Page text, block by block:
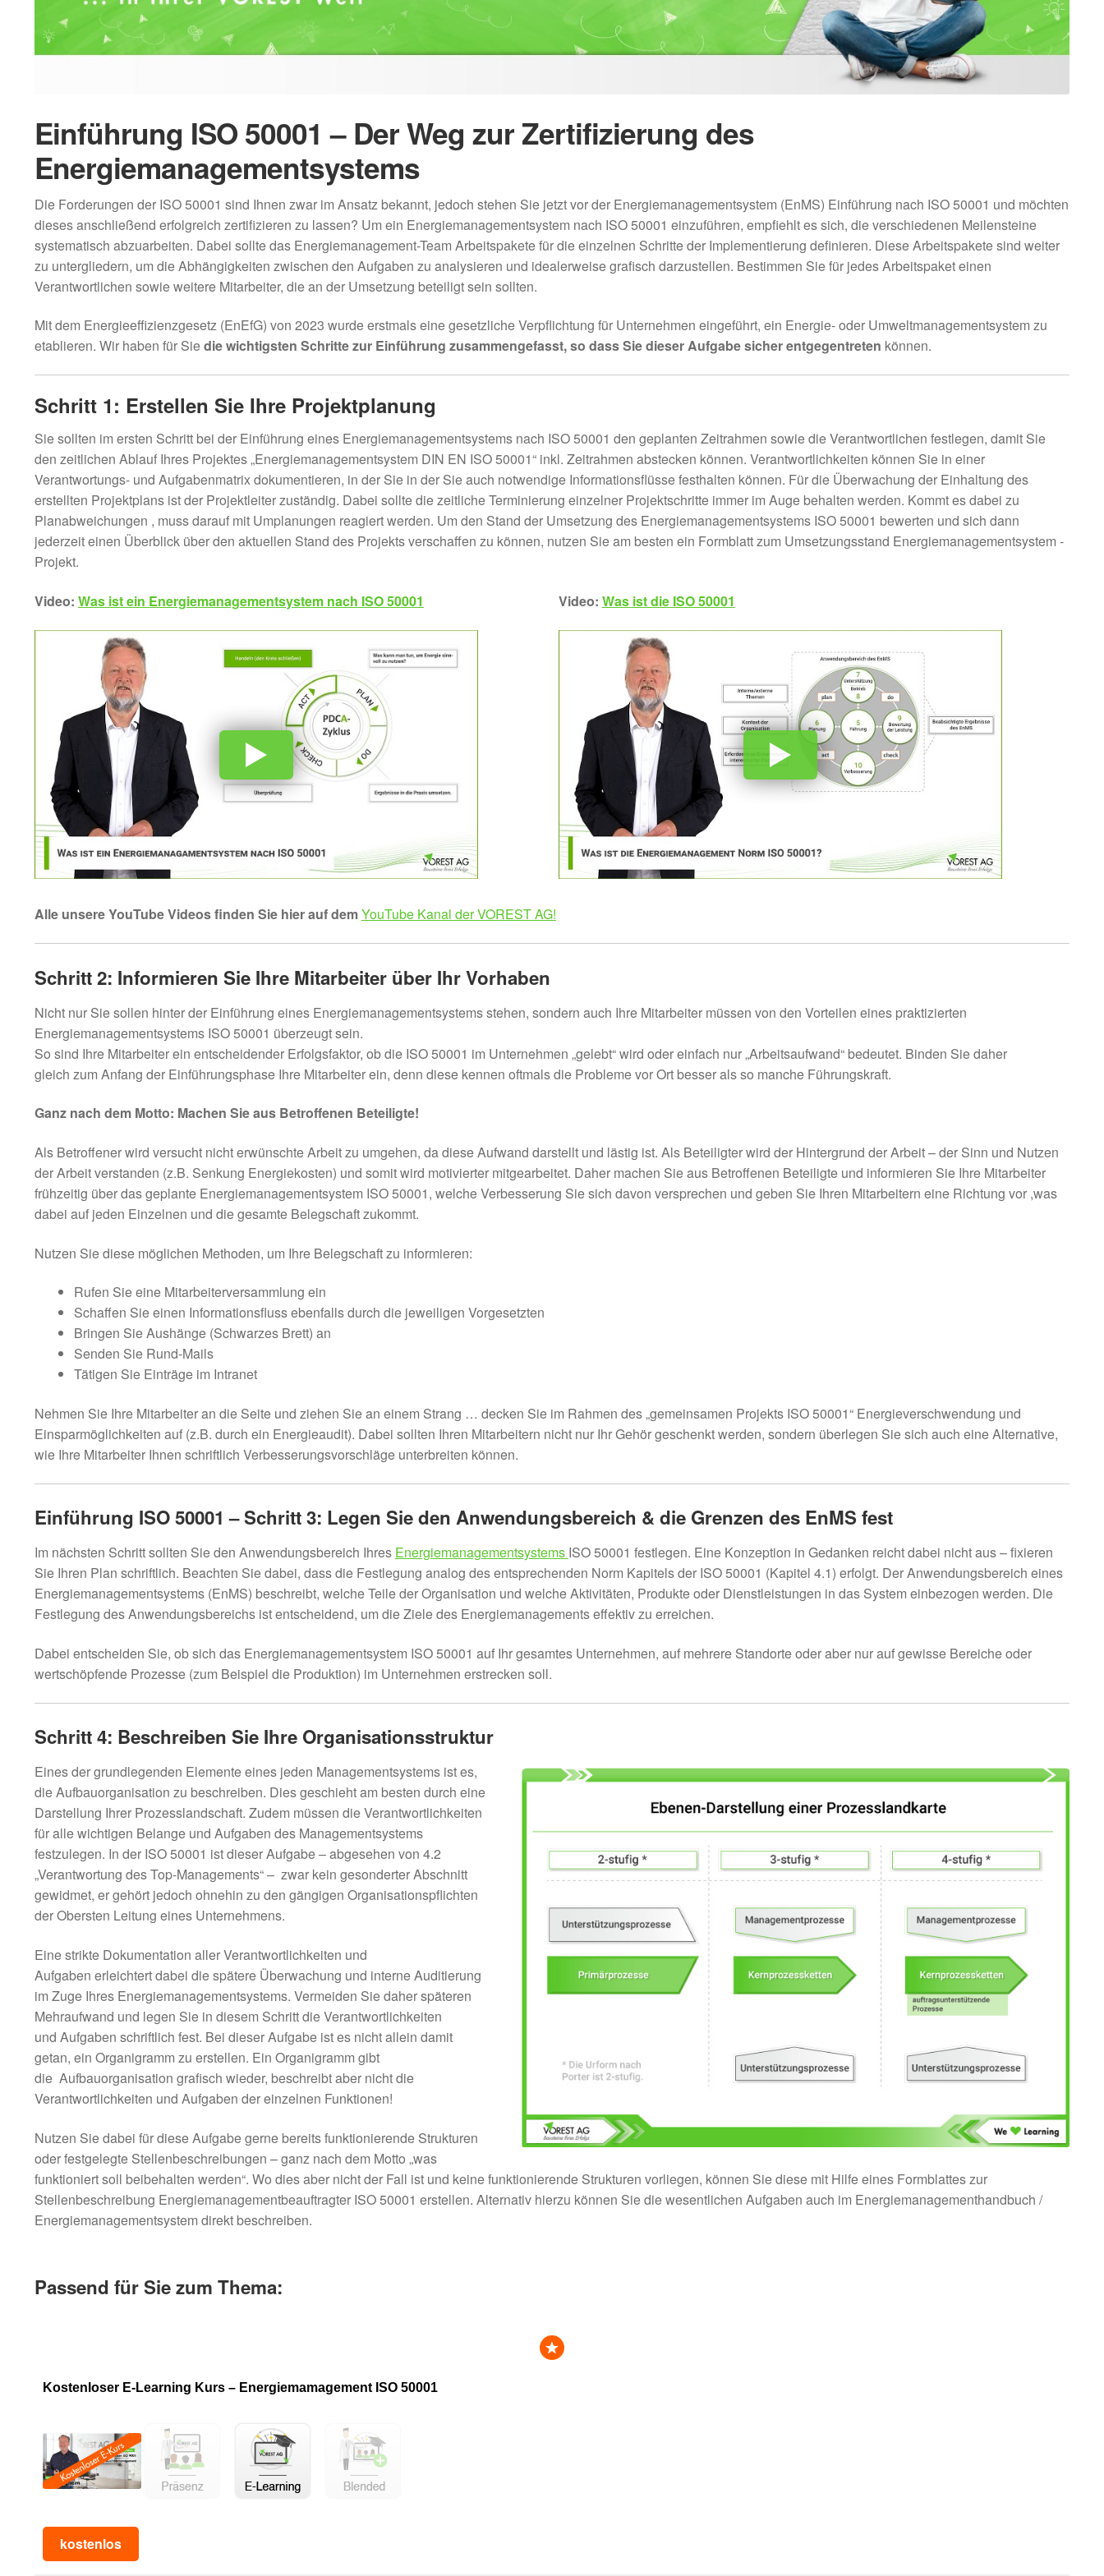
Einführung ISO 50001 – Der Weg zur Zertifizierung des
Energiemanagementsystems
Die Forderungen der ISO 50001 sind Ihnen zwar im Ansatz bekannt, jedoch stehen Sie jetzt vor der Energiemanagementsystem (EnMS) Einführung nach ISO 50001 und möchten
dieses anschließend erfolgreich zertifizieren zu lassen? Um ein Energiemanagementsystem nach ISO 50001 einzuführen, empfiehlt es sich, die verschiedenen Meilensteine
systematisch abzuarbeiten. Dabei sollte das Energiemanagement-Team Arbeitspakete für die einzelnen Schritte der Implementierung definieren. Diese Arbeitspakete sind weiter
zu untergliedern, um die Abhängigkeiten zwischen den Aufgaben zu analysieren und idealerweise grafisch darzustellen. Bestimmen Sie für jedes Arbeitspaket einen
Verantwortlichen sowie weitere Mitarbeiter, die an der Umsetzung beteiligt sein sollten.
Mit dem Energieeffizienzgesetz (EnEfG) von 2023 wurde erstmals eine gesetzliche Verpflichtung für Unternehmen eingeführt, ein Energie- oder Umweltmanagementsystem zu
etablieren. Wir haben für Siedie wichtigsten Schritte zur Einführung zusammengefasst, so dass Sie dieser Aufgabe sicher entgegentreten können.
Schritt 1: Erstellen Sie Ihre Projektplanung
Sie sollten im ersten Schritt bei der Einführung eines Energiemanagementsystems nach ISO 50001 den geplanten Zeitrahmen sowie die Verantwortlichen festlegen, damit Sie
den zeitlichen Ablauf Ihres Projektes „Energiemanagementsystem DIN EN ISO 50001“ inkl. Zeitrahmen abstecken können. Verantwortlichkeiten können Sie in einer
Verantwortungs- und Aufgabenmatrix dokumentieren, in der Sie in der Sie auch notwendige Informationsflüsse festhalten können. Für die Überwachung der Einhaltung des
erstellten Projektplans ist der Projektleiter zuständig. Dabei sollte die zeitliche Terminierung einzelner Projektschritte immer im Auge behalten werden. Kommt es dabei zu
Planabweichungen , muss darauf mit Umplanungen reagiert werden. Um den Stand der Umsetzung des Energiemanagementsystems ISO 50001 bewerten und sich dann
jederzeit einen Überblick über den aktuellen Stand des Projekts verschaffen zu können, nutzen Sie am besten ein Formblatt zum Umsetzungsstand Energiemanagementsystem -
Projekt.
Video: Was ist ein Energiemanagementsystem nach ISO 50001 Video: Was ist die ISO 50001
Alle unsere YouTube Videos finden Sie hier auf demYouTube Kanal der VOREST AG!
Schritt 2: Informieren Sie Ihre Mitarbeiter über Ihr Vorhaben
Nicht nur Sie sollen hinter der Einführung eines Energiemanagementsystems stehen, sondern auch Ihre Mitarbeiter müssen von den Vorteilen eines praktizierten
Energiemanagementsystems ISO 50001 überzeugt sein.
So sind Ihre Mitarbeiter ein entscheidender Erfolgsfaktor, ob die ISO 50001 im Unternehmen „gelebt“ wird oder einfach nur „Arbeitsaufwand“ bedeutet. Binden Sie daher
gleich zum Anfang der Einführungsphase Ihre Mitarbeiter ein, denn diese kennen oftmals die Probleme vor Ort besser als so manche Führungskraft.
Ganz nach dem Motto: Machen Sie aus Betroffenen Beteiligte!
Als Betroffener wird versucht nicht erwünschte Arbeit zu umgehen, da diese Aufwand darstellt und lästig ist. Als Beteiligter wird der Hintergrund der Arbeit – der Sinn und Nutzen
der Arbeit verstanden (z.B. Senkung Energiekosten) und somit wird motivierter mitgearbeitet. Daher machen Sie aus Betroffenen Beteiligte und informieren Sie Ihre Mitarbeiter
frühzeitig über das geplante Energiemanagementsystem ISO 50001, welche Verbesserung Sie sich davon versprechen und geben Sie Ihren Mitarbeitern eine Richtung vor ,was
dabei auf jeden Einzelnen und die gesamte Belegschaft zukommt.
Nutzen Sie diese möglichen Methoden, um Ihre Belegschaft zu informieren:
Rufen Sie eine Mitarbeiterversammlung ein
Schaffen Sie einen Informationsfluss ebenfalls durch die jeweiligen Vorgesetzten
Bringen Sie Aushänge (Schwarzes Brett) an
Senden Sie Rund-Mails
Tätigen Sie Einträge im Intranet
Nehmen Sie Ihre Mitarbeiter an die Seite und ziehen Sie an einem Strang … decken Sie im Rahmen des „gemeinsamen Projekts ISO 50001“ Energieverschwendung und
Einsparmöglichkeiten auf (z.B. durch ein Energieaudit). Dabei sollten Ihren Mitarbeitern nicht nur Ihr Gehör geschenkt werden, sondern überlegen Sie sich auch eine Alternative,
wie Ihre Mitarbeiter Ihnen schriftlich Verbesserungsvorschläge unterbreiten können.
Einführung ISO 50001 – Schritt 3: Legen Sie den Anwendungsbereich & die Grenzen des EnMS fest
Im nächsten Schritt sollten Sie den Anwendungsbereich Ihres Energiemanagementsystems ISO 50001 festlegen. Eine Konzeption in Gedanken reicht dabei nicht aus – fixieren
Sie Ihren Plan schriftlich. Beachten Sie dabei, dass die Festlegung analog des entsprechenden Norm Kapitels der ISO 50001 (Kapitel 4.1) erfolgt. Der Anwendungsbereich eines
Energiemanagementsystems (EnMS) beschreibt, welche Teile der Organisation und welche Aktivitäten, Produkte oder Dienstleistungen in das System einbezogen werden. Die
Festlegung des Anwendungsbereichs ist entscheidend, um die Ziele des Energiemanagements effektiv zu erreichen.
Dabei entscheiden Sie, ob sich das Energiemanagementsystem ISO 50001 auf Ihr gesamtes Unternehmen, auf mehrere Standorte oder aber nur auf gewisse Bereiche oder
wertschöpfende Prozesse (zum Beispiel die Produktion) im Unternehmen erstrecken soll.
Schritt 4: Beschreiben Sie Ihre Organisationsstruktur
Eines der grundlegenden Elemente eines jeden Managementsystems ist es,
die Aufbauorganisation zu beschreiben. Dies geschieht am besten durch eine
Darstellung Ihrer Prozesslandschaft. Zudem müssen die Verantwortlichkeiten
für alle wichtigen Belange und Aufgaben des Managementsystems
festzulegen. In der ISO 50001 ist dieser Aufgabe – abgesehen von 4.2
„Verantwortung des Top-Managements“ – zwar kein gesonderter Abschnitt
gewidmet, er gehört jedoch ohnehin zu den gängigen Organisationspflichten
der Obersten Leitung eines Unternehmens.
Eine strikte Dokumentation aller Verantwortlichkeiten und
Aufgaben erleichtert dabei die spätere Überwachung und interne Auditierung
im Zuge Ihres Energiemanagementsystems. Vermeiden Sie daher späteren
Mehraufwand und legen Sie in diesem Schritt die Verantwortlichkeiten
und Aufgaben schriftlich fest. Bei dieser Aufgabe ist es nicht allein damit
getan, ein Organigramm zu erstellen. Ein Organigramm gibt
die Aufbauorganisation grafisch wieder, beschreibt aber nicht die
Verantwortlichkeiten und Aufgaben der einzelnen Funktionen!
Nutzen Sie dabei für diese Aufgabe gerne bereits funktionierende Strukturen
oder festgelegte Stellenbeschreibungen – ganz nach dem Motto „was
funktioniert soll beibehalten werden“. Wo dies aber nicht der Fall ist und keine funktionierende Strukturen vorliegen, können Sie diese mit Hilfe eines Formblattes zur
Stellenbeschreibung Energiemanagementbeauftragter ISO 50001 erstellen. Alternativ hierzu können Sie die wesentlichen Aufgaben auch im Energiemanagementhandbuch /
Energiemanagementsystem direkt beschreiben.
Passend für Sie zum Thema:
Kostenloser E-Learning Kurs – Energiemamagement ISO 50001
kostenlos